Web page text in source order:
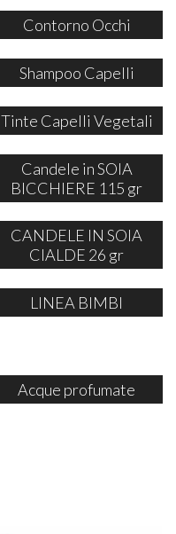
Contorno Occhi
Shampoo Capelli
Tinte Capelli Vegetali
Candele in SOIA
BICCHIERE 115 gr
CANDELE IN SOIA
CIALDE 26 gr
LINEA BIMBI
Acque profumate